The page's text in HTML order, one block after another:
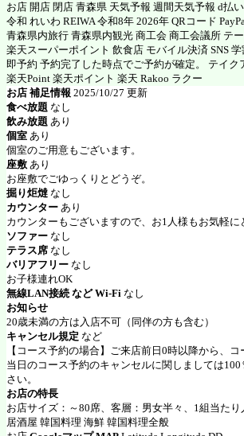
お店 開店 閉店 青森県 天気予報 週間天気予報 d払
令和 れいわ REIWA 令和8年 2026年 QRコード
青森県内旅行 青森県内観光 商工会 商工会議所 テ
楽天スーパーポイント 飲食店 モバイル決済 SNS
即予約 予約完了した時点でご予約が確定。 テイ
楽天Point 楽天ポイント 楽天 Rakoo ラクー
お店 補足情報 2025/10/27 更新
食べ放題 なし
飲み放題 あり
個室 あり
個室のご用意もございます。
座敷 あり
お座敷でごゆっくりとどうぞ。
掘り炬燵 なし
カウンター あり
カウンターもございますので、お1人様もお気軽に
ソファー なし
テラス席 なし
バリアフリー なし
お子様連れOK
無線LAN接続 など Wi-Fi なし
お知らせ
20歳未満の方は入店不可（同伴の方も含む）
キャンセル規定 など
【コース予約の場合】ご来店前日0時以降から、
当日のコース予約のキャンセルに関しましては
さい。
お店の特長
お店サイズ：～80席、客層：男女半々、1組当た
居酒屋 韓国料理 海鮮 韓国料理全般